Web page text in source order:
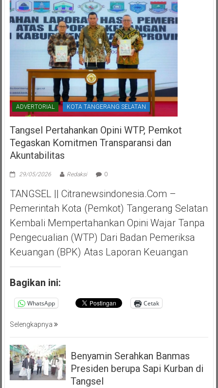
ADVERTORIAL KOTA TANGERANG SELATAN
Tangsel Pertahankan Opini WTP, Pemkot
Tegaskan Komitmen Transparansi dan
Akuntabilitas
29/05/2026 Redaksi 0
TANGSEL || Citranewsindonesia.com –
Pemerintah Kota (Pemkot) Tangerang Selatan
Kembali Mempertahankan Opini Wajar Tanpa
Pengecualian (WTP) Dari Badan Pemeriksa
Keuangan (BPK) Atas Laporan Keuangan
Bagikan ini:
WhatsApp Cetak
Selengkapnya
Benyamin Serahkan Banmas
Presiden berupa Sapi Kurban di
Tangsel